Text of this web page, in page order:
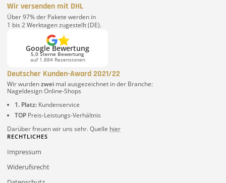
Wir versenden mit DHL
Über 97% der Pakete werden in
1 bis 2 Werktagen zugestellt (DE).
Google Bewertung
5,0 Sterne Bewertung
auf 1.884 Rezensionen
Deutscher Kunden-Award 2021/22
Wir wurdenzwei mal ausgezeichnet in der Branche:
Nageldesign Online-Shops
1. Platz: Kundenservice
TOP Preis-Leistungs-Verhältnis
Darüber freuen wir uns sehr. Quelle hier
RECHTLICHES
Impressum
Widerufsrecht